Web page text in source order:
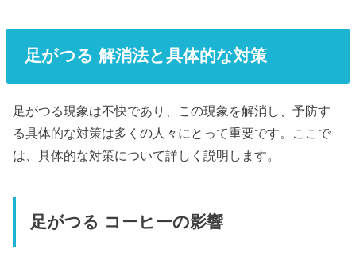
足がつる 解消法と具体的な対策
足がつる現象は不快であり、この現象を解消し、予防す
る具体的な対策は多くの人々にとって重要です。ここで
は、具体的な対策について詳しく説明します。
足がつる コーヒーの影響